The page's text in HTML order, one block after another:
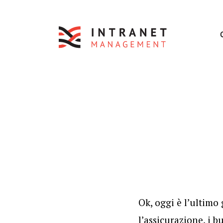
Ok, oggi è
l’assicurazione, i